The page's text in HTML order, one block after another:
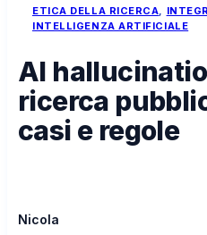
ETICA DELLA RICERCA,
INTELLIGENZA ARTIFICIALE
AI
ricerca
casi e regole
Nicola